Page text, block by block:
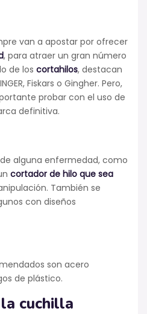
van a apostar por ofrecer
, para atraer un gran número
de los cortahilos, destacan
Fiskars o Gingher. Pero,
probar con el uso de
definitiva.
alguna enfermedad, como
cortador de hilo que sea
También se
con diseños
son acero
de plástico.
cuchilla